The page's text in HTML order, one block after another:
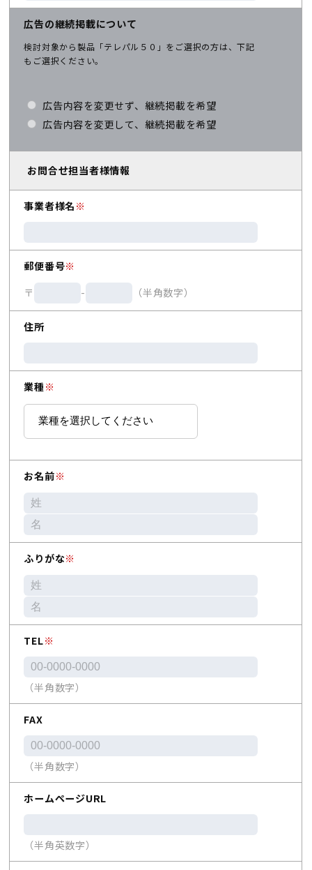
広告の継続掲載について
検討対象から製品「テレパル５０」をご選択の方は、下記
もご選択ください。
広告内容を変更せず、継続掲載を希望
広告内容を変更して、継続掲載を希望
お問合せ担当者様情報
事業者様名 ※
郵便番号※
〒
- （半角数字）
住所
業種 ※
お名前※
ふりがな※
TEL※
（半角数字）
FAX
（半角数字）
ホームページURL
（半角英数字）